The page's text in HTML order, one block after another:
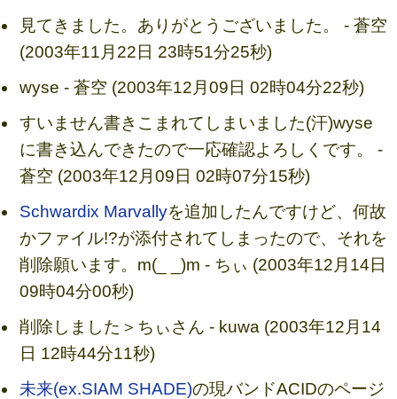
見てきました。ありがとうございました。 - 蒼空
(2003年11月22日 23時51分25秒)
wyse - 蒼空 (2003年12月09日 02時04分22秒)
すいません書きこまれてしまいました(汗)wyse
に書き込んできたので一応確認よろしくです。 -
蒼空 (2003年12月09日 02時07分15秒)
Schwardix Marvallyを追加したんですけど、何故
かファイル!?が添付されてしまったので、それを
削除願います。m(_ _)m - ちぃ (2003年12月14日
09時04分00秒)
削除しました＞ちぃさん - kuwa (2003年12月14
日 12時44分11秒)
未来(ex.SIAM SHADE)の現バンドACIDのページ